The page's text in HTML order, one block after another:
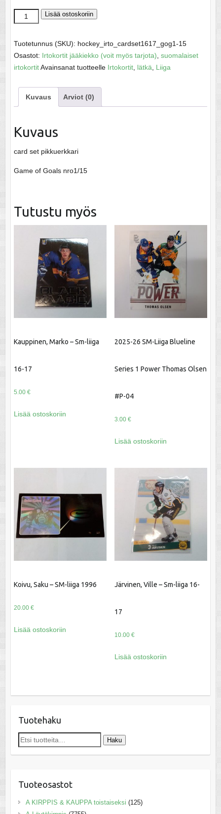
Luttinen,
Arttu
17
määrä
Lisää ostoskoriin
Tuotetunnus (SKU): hockey_irto_cardset1617_gog1-15
Osastot: Irtokortit jääkiekko (voit myös tarjota) suomalaiset
irtokortitAvainsanat tuotteelle Irtokortit, lätkä Liiga
Kuvaus Arviot (0)
Kuvaus
card set pikkuerkkari
Game of Goals nro1/15
Tutustu myös
Kauppinen, Marko – Sm-liiga
16-17
5.00 €
Lisää ostoskoriin
2025-26 SM-Liiga Blueline
Series 1 Power Thomas Olsen
#P-04
3.00 €
Lisää ostoskoriin
Koivu, Saku – SM-liiga 1996
20.00 €
Lisää ostoskoriin
Järvinen, Ville – Sm-liiga 16-
17
10.00 €
Lisää ostoskoriin
Tuotehaku
Etsi: Haku
Tuoteosastot
A KIRPPIS & KAUPPA toistaiseksi (125)